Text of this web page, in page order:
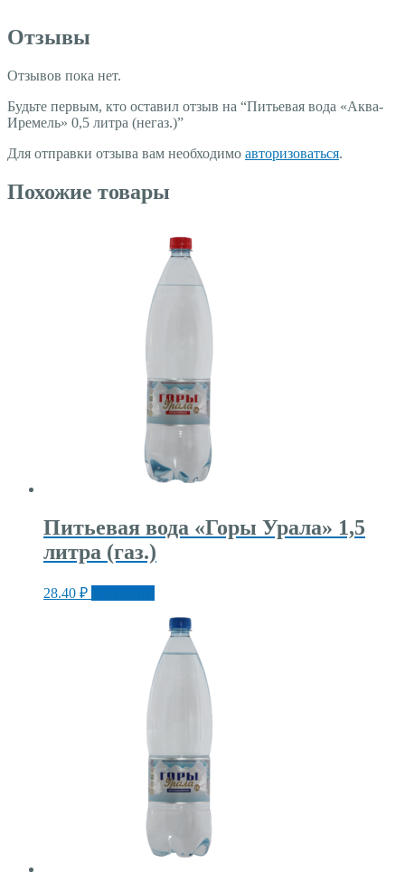
Отзывы
Отзывов пока нет.
Будьте первым, кто оставил отзыв на “Питьевая вода «Аква-
Иремель» 0,5 литра (негаз.)”
Для отправки отзыва вам необходимо авторизоваться.
Похожие товары
Питьевая вода «Горы Урала» 1,5
литра (газ.)
28.40 ₽